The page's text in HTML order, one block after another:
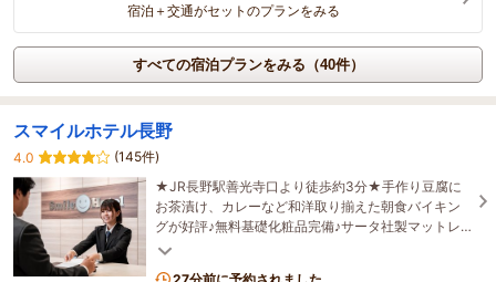
宿泊＋交通がセットのプランをみる
すべての宿泊プランをみる（40件）
スマイルホテル長野
4.0
(145件)
★JR長野駅善光寺口より徒歩約3分★手作り豆腐に
お茶漬け、カレーなど和洋取り揃えた朝食バイキン
グが好評♪無料基礎化粧品完備♪サータ社製マットレ
スに清潔で安心なデュベカバー採用♪近隣飲食店も多